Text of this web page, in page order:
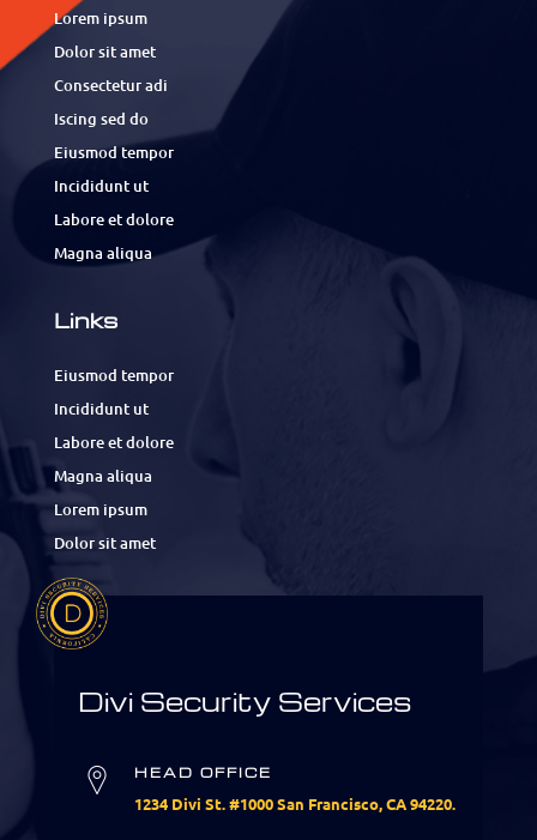
Lorem ipsum
Dolor sit amet
Consectetur adi
Iscing sed do
Eiusmod tempor
Incididunt ut
Labore et dolore
Magna aliqua
Links
Eiusmod tempor
Incididunt ut
Labore et dolore
Magna aliqua
Lorem ipsum
Dolor sit amet
Divi Security Services
HEAD OFFICE
1234 Divi St. #1000 San Francisco, CA 94220.